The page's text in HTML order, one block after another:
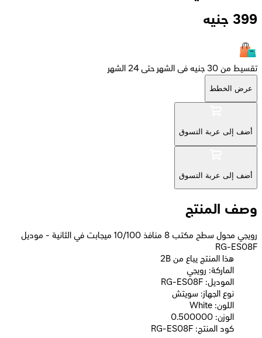
399 جنيه
تقسيط من 30 جنيه فى الشهر حتى 24 الشهر
عرض الخطط
أضف إلى عربة التسوق
أضف إلى عربة التسوق
وصف المنتج
رويجي محول سطح مكتب 8 منافذ 10/100 ميجابت في الثانية - موديل
RG-ES08F
2B هذا المنتج يباع من
الماركة: رويجي
الموديل: RG-ES08F
نوع الجهاز: سويتش
اللون: White
الوزن: 0.500000
كود المنتج: RG-ES08F